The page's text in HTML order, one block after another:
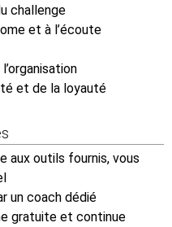
challenge
et à l’écoute
et de la loyauté
aux outils fournis, vous
un coach dédié
gratuite et continue